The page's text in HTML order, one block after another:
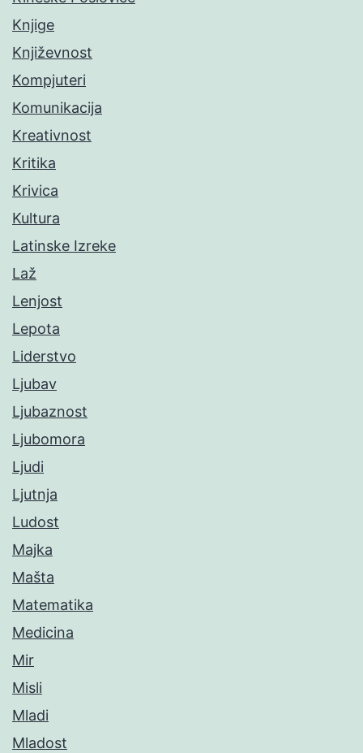
Knjige
Književnost
Kompjuteri
Komunikacija
Kreativnost
Kritika
Krivica
Kultura
Latinske Izreke
Laž
Lenjost
Lepota
Liderstvo
Ljubav
Ljubaznost
Ljubomora
Ljudi
Ljutnja
Ludost
Majka
Mašta
Matematika
Medicina
Mir
Misli
Mladi
Mladost